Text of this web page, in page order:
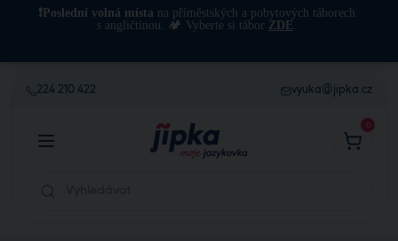
224 210 422 vyuka@jipka.cz
0
❗Poslední volná místa na příměstských a pobytových táborech
s angličtinou. 🏕️ Vyberte si tábor ZDE.